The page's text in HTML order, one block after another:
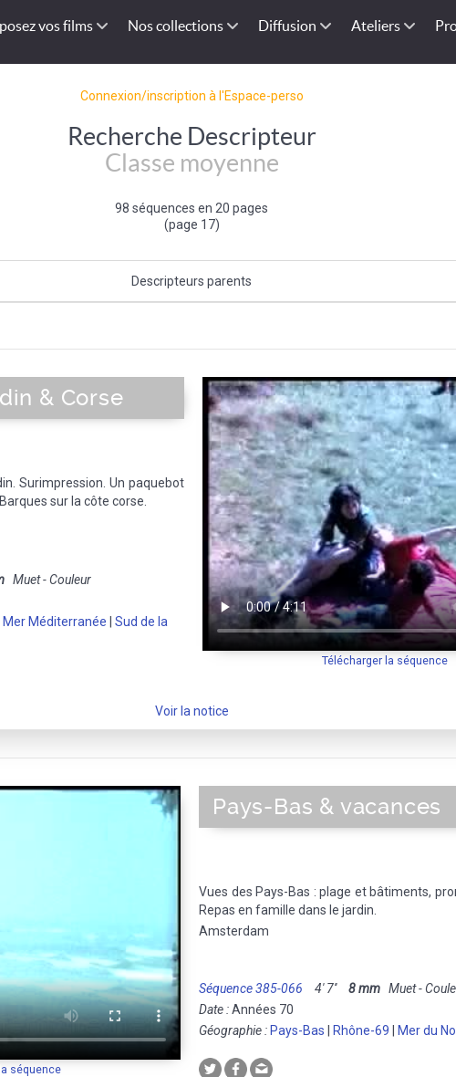
vos films Nos collections Diffusion Ateliers
Connexion/inscription à l'Espace-perso
Recherche Descripteur
Classe moyenne
98 séquences en 20 pages
(page 17)
Descripteurs parents
Télécharger la séquence
& Corse
Surimpression. Un paquebot
sur la côte corse.
Muet - Couleur
Mer Méditerranée
Sud de la
Voir la notice
séquence
Pays-Bas & vacances
Vues des Pays-Bas : plage et bâtiments,
Repas en famille dans le jardin.
Amsterdam
Séquence 385-066 4' 7'' 8 mm Muet -
Date :Années 70
Géographie : Pays-Bas Rhône-69 Mer du